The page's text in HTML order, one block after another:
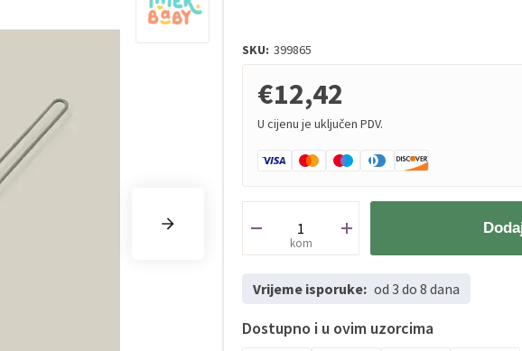
SKU: 399865
€12,42
U cijenu je uključen PDV.
kom
Vrijeme isporuke: od 3 do 8 dana
Dostupno i u ovim uzorcima